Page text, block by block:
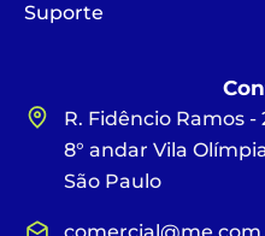
Suporte
R. Fidêncio Ramos -
8° andar Vila
São Paulo